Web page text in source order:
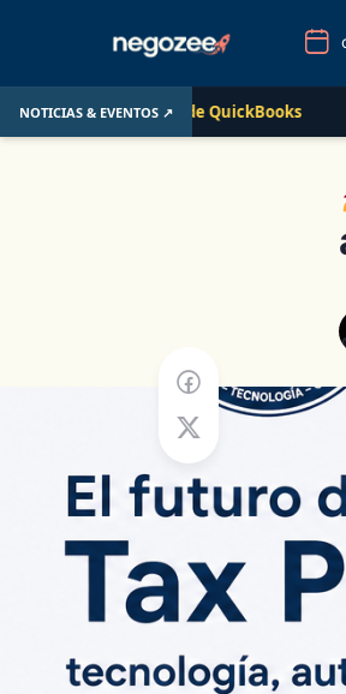
NOTICIAS & EVENTOS ↗
de QuickBooks Cómo convertir un